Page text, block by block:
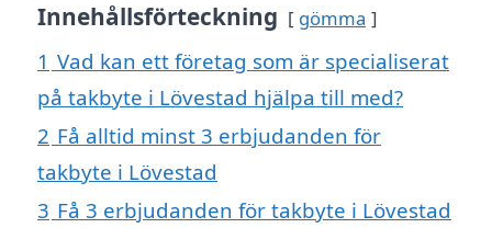
Innehållsförteckning gömma
1 Vad kan ett företag som är specialiserat
på takbyte i Lövestad hjälpa till med?
2 Få alltid minst 3 erbjudanden för
takbyte i Lövestad
3 Få 3 erbjudanden för takbyte i Lövestad